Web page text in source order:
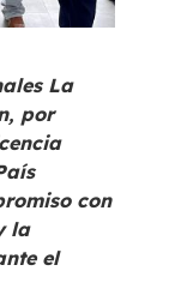
La
por
con
la
el